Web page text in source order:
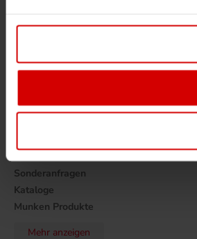
UMWELTPROJEKTE
MEHR ZUM
KONTAKT